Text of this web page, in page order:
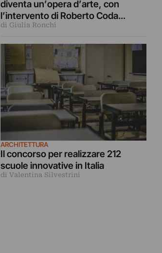
diventa un’opera d’arte, con
l’intervento di Roberto Coda
Zabetta
di Giulia Ronchi
ARCHITETTURA
Il concorso per realizzare 212
scuole innovative in Italia
di Valentina Silvestrini